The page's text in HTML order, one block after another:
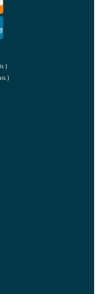
)
)